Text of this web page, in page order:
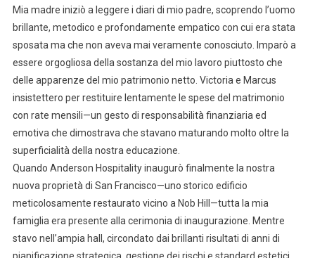
Mia madre iniziò a leggere i diari di mio padre, scoprendo l’uomo
brillante, metodico e profondamente empatico con cui era stata
sposata ma che non aveva mai veramente conosciuto. Imparò a
essere orgogliosa della sostanza del mio lavoro piuttosto che
delle apparenze del mio patrimonio netto. Victoria e Marcus
insistettero per restituire lentamente le spese del matrimonio
con rate mensili—un gesto di responsabilità finanziaria ed
emotiva che dimostrava che stavano maturando molto oltre la
superficialità della nostra educazione.
Quando Anderson Hospitality inaugurò finalmente la nostra
nuova proprietà di San Francisco—uno storico edificio
meticolosamente restaurato vicino a Nob Hill—tutta la mia
famiglia era presente alla cerimonia di inaugurazione. Mentre
stavo nell’ampia hall, circondato dai brillanti risultati di anni di